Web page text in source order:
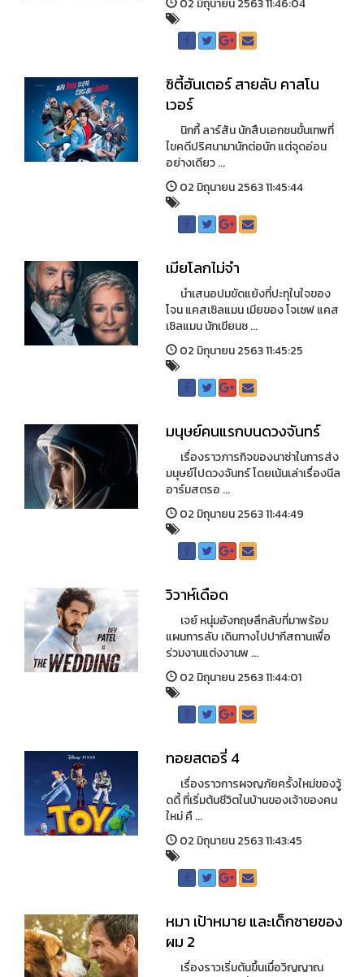
02 มิถุนายน 2563 11:46:04
ซิตี้ฮันเตอร์ สายลับ คาสโน
เวอร์
นิกกี้ ลาร์สัน นักสืบเอกชนขั้นเทพที่
ไขคดีปริศนามานักต่อนัก แต่จุดอ่อน
อย่างเดียว ...
02 มิถุนายน 2563 11:45:44
เมียโลกไม่จำ
นำเสนอปมขัดแย้งที่ปะทุในใจของ
โจน แคสเซิลแมน เมียของ โจเซฟ แคส
เซิลแมน นักเขียนช ...
02 มิถุนายน 2563 11:45:25
มนุษย์คนแรกบนดวงจันทร์
เรื่องราวภารกิจของนาซ่าในการส่ง
มนุษย์ไปดวงจันทร์ โดยเน้นเล่าเรื่องนีล
อาร์มสตรอ ...
02 มิถุนายน 2563 11:44:49
วิวาห์เดือด
เจย์ หนุ่มอังกฤษลึกลับที่มาพร้อม
แผนการลับ เดินทางไปปากีสถานเพื่อ
ร่วมงานแต่งงานพ ...
02 มิถุนายน 2563 11:44:01
ทอยสตอรี่ 4
เรื่องราวการผจญภัยครั้งใหม่ของวู้
ดดี้ ที่เริ่มต้นชีวิตในบ้านของเจ้าของคน
ใหม่ คื ...
02 มิถุนายน 2563 11:43:45
หมา เป้าหมาย และเด็กชายของ
ผม 2
เรื่องราวเริ่มต้นขึ้นเมื่อวิญญาณ